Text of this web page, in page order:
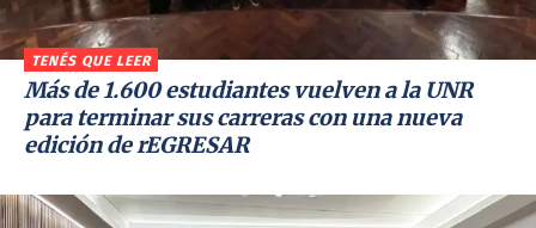
TENÉS QUE LEER
Más de 1.600 estudiantes vuelven a la UNR
para terminar sus carreras con una nueva
edición de rEGRESAR